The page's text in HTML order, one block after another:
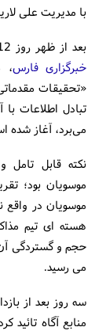
با مدیریت علی
بعد از ظهر روز 12 اردیبهشت ماه اما یک منبع آگاه در گفت‌و‌گو با
خبرگزاری فارس،
«تحقیقات
تبادل اطلاعات
می‌برد، آغاز شده
نکته قابل
موسویان بود؛
موسویان در
هسته ای تیم
حجم و گستردگی
می رسید.
سه روز بعد از
منابع آگاه